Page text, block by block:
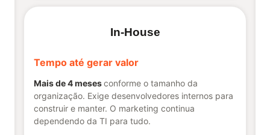
In-House
Tempo até gerar valor
Mais de 4 mesesconforme o tamanho da
organização. Exige desenvolvedores internos para
construir e manter. O marketing continua
dependendo da TI para tudo.